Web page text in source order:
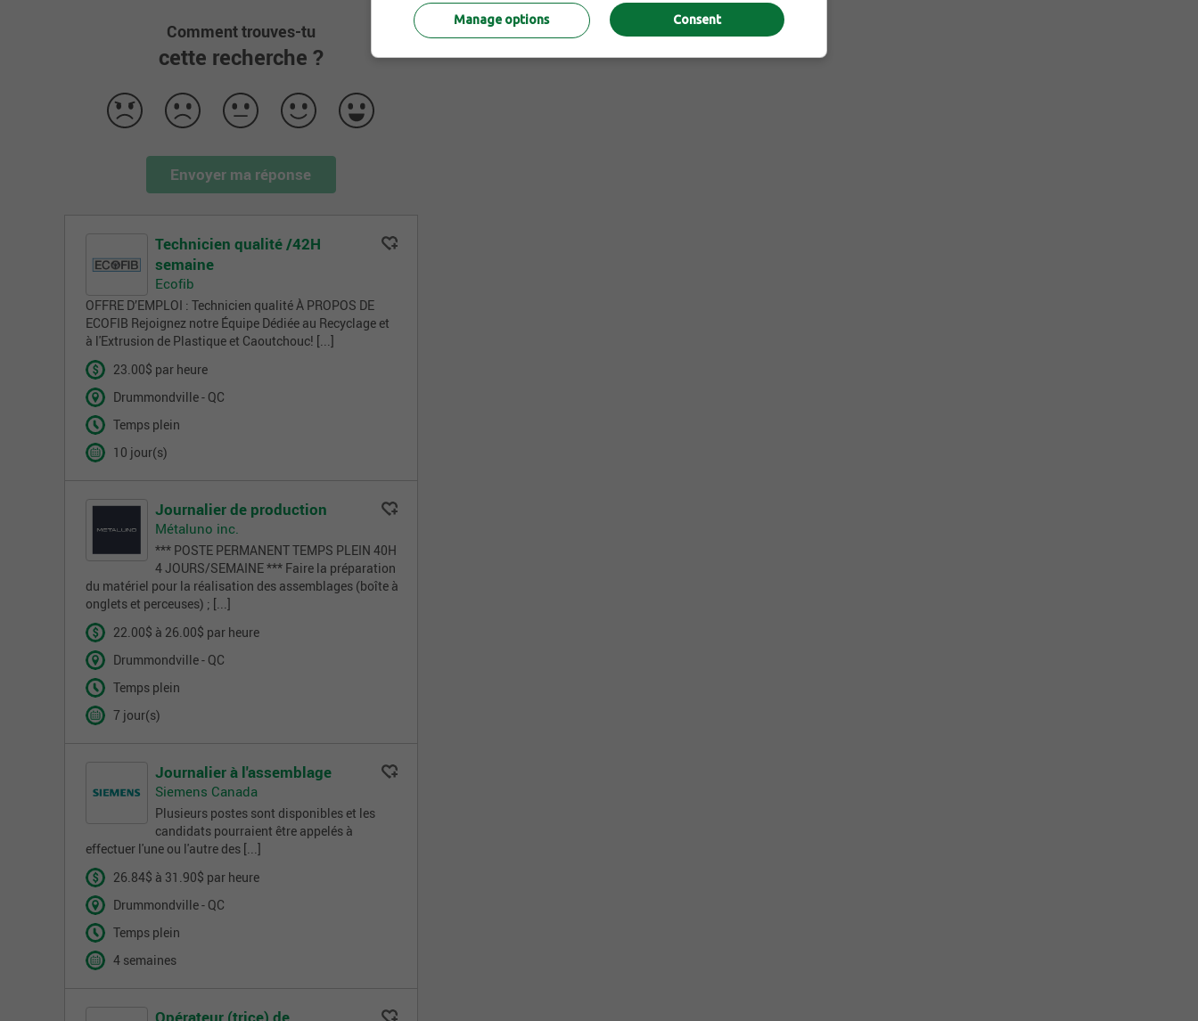
Comment trouves-tu
cette recherche ?
Envoyer ma réponse
Technicien qualité /42H
semaine
Ecofib
OFFRE D’EMPLOI : Technicien qualité À PROPOS DE
ECOFIB Rejoignez notre Équipe Dédiée au Recyclage et
à l'Extrusion de Plastique et Caoutchouc! [...]
23.00$ par heure
Drummondville - QC
Temps plein
10 jour(s)
Journalier de production
Métaluno inc.
*** POSTE PERMANENT TEMPS PLEIN 40H
4 JOURS/SEMAINE *** Faire la préparation
du matériel pour la réalisation des assemblages (boîte à
onglets et perceuses) ; [...]
22.00$ à 26.00$ par heure
Drummondville - QC
Temps plein
7 jour(s)
Journalier à l'assemblage
Siemens Canada
Plusieurs postes sont disponibles et les
candidats pourraient être appelés à
effectuer l'une ou l'autre des [...]
26.84$ à 31.90$ par heure
Drummondville - QC
Temps plein
4 semaines
Opérateur (trice) de
Consent
Manage options